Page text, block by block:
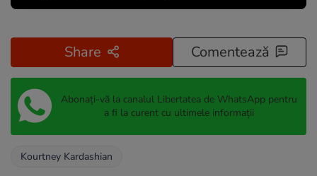
Share Comentează
Abonați-vă la canalul Libertatea de WhatsApp pentru
a fi la curent cu ultimele informații
Kourtney Kardashian